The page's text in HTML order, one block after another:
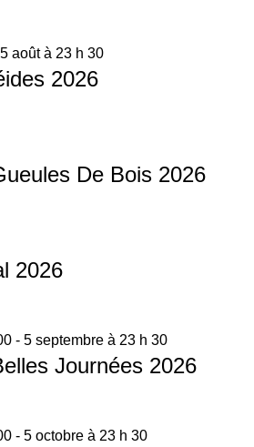
août à 23 h 30
2026
De Bois 2026
2026
- 5 septembre à 23 h 30
Journées 2026
- 5 octobre à 23 h 30